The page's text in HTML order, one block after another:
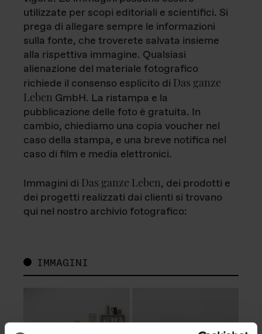
utilizzate per scopi editoriali e scientifici. Si
prega di allegare sempre le informazioni
sulla fonte, che troverete salvata insieme
alla rispettiva immagine. Qualsiasi
alienazione del materiale fotografico
richiede il consenso esplicito di Das ganze
Leben GmbH. La ristampa e la
pubblicazione delle foto è gratuita. In
cambio, chiediamo una copia voucher nel
caso della stampa, e una breve notifica nel
caso di film e media elettronici.
Immagini di Das ganze Leben, dei prodotti e
dei progetti realizzati dai clienti si trovano
qui nel nostro archivio fotografico:
IMMAGINI